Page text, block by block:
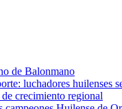
de Balonmano
luchadores huilenses
crecimiento regional